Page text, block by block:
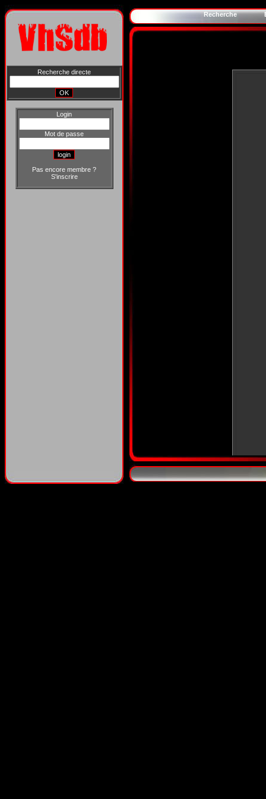
Recherche directe
Login
Mot de passe
Pas encore membre ?
S'inscrire
Recherche